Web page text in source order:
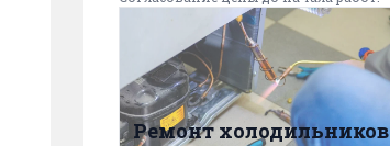
Ремонт холодильников